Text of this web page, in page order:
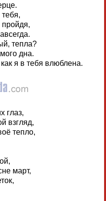
пройдя,
тепла?
дна.
я в тебя влюблена.
глаз,
взгляд,
тепло,
март,